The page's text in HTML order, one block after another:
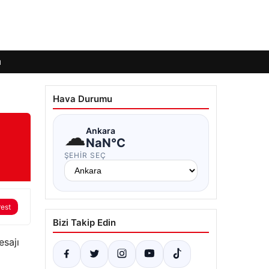
Hava Durumu
☁Ankara
NaN°C
ŞEHIR SEÇ
Bizi Takip Edin